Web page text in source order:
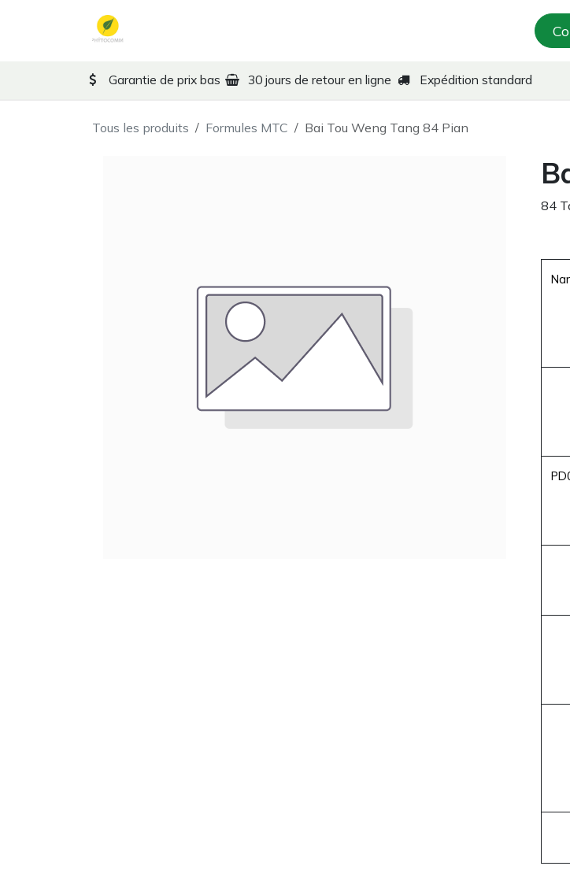
Cosmétique &
Garantie de prix bas 30 jours de retour en ligne Expédition standard
Tous les produits Formules MTC Bai Tou Weng Tang 84 Pian
84